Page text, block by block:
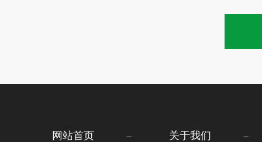
网站首页 关于我们